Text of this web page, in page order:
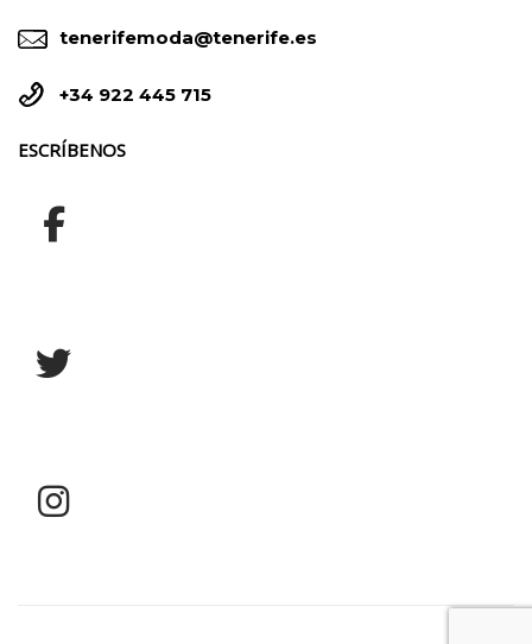

 tenerifemoda@tenerife.es

 +34 922 445 715
ESCRÍBENOS